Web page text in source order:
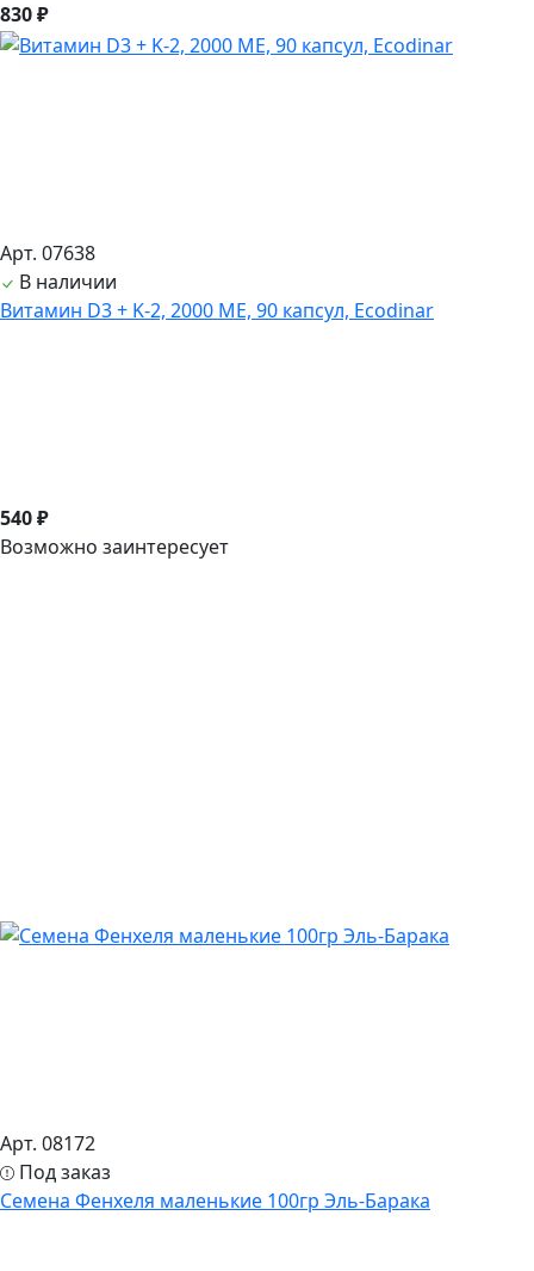
830 ₽
Арт. 07638
В наличии
Витамин D3 + K-2, 2000 ME, 90 капсул, Ecodinar
540 ₽
Возможно заинтересует
Арт. 08172
Под заказ
Семена Фенхеля маленькие 100гр Эль-Барака